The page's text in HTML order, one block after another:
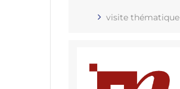
visite thématique